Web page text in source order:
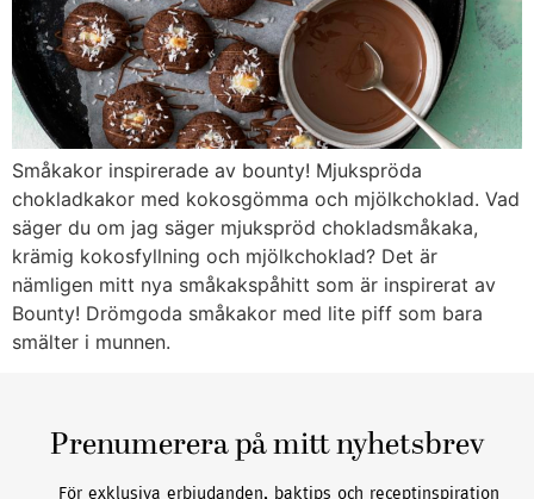
Småkakor inspirerade av bounty! Mjukspröda
chokladkakor med kokosgömma och mjölkchoklad. Vad
säger du om jag säger mjukspröd chokladsmåkaka,
krämig kokosfyllning och mjölkchoklad? Det är
nämligen mitt nya småkakspåhitt som är inspirerat av
Bounty! Drömgoda småkakor med lite piff som bara
smälter i munnen.
Prenumerera på mitt nyhetsbrev
För exklusiva erbjudanden, baktips och receptinspiration